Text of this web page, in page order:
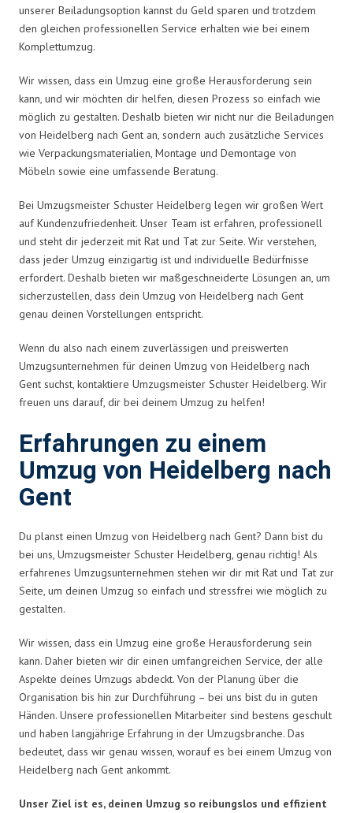
unserer Beiladungsoption kannst du Geld sparen und trotzdem
den gleichen professionellen Service erhalten wie bei einem
Komplettumzug.
Wir wissen, dass ein Umzug eine große Herausforderung sein
kann, und wir möchten dir helfen, diesen Prozess so einfach wie
möglich zu gestalten. Deshalb bieten wir nicht nur die Beiladungen
von Heidelberg nach Gent an, sondern auch zusätzliche Services
wie Verpackungsmaterialien, Montage und Demontage von
Möbeln sowie eine umfassende Beratung.
Bei Umzugsmeister Schuster Heidelberg legen wir großen Wert
auf Kundenzufriedenheit. Unser Team ist erfahren, professionell
und steht dir jederzeit mit Rat und Tat zur Seite. Wir verstehen,
dass jeder Umzug einzigartig ist und individuelle Bedürfnisse
erfordert. Deshalb bieten wir maßgeschneiderte Lösungen an, um
sicherzustellen, dass dein Umzug von Heidelberg nach Gent
genau deinen Vorstellungen entspricht.
Wenn du also nach einem zuverlässigen und preiswerten
Umzugsunternehmen für deinen Umzug von Heidelberg nach
Gent suchst, kontaktiere Umzugsmeister Schuster Heidelberg. Wir
freuen uns darauf, dir bei deinem Umzug zu helfen!
Erfahrungen zu einem
Umzug von Heidelberg nach
Gent
Du planst einen Umzug von Heidelberg nach Gent? Dann bist du
bei uns, Umzugsmeister Schuster Heidelberg, genau richtig! Als
erfahrenes Umzugsunternehmen stehen wir dir mit Rat und Tat zur
Seite, um deinen Umzug so einfach und stressfrei wie möglich zu
gestalten.
Wir wissen, dass ein Umzug eine große Herausforderung sein
kann. Daher bieten wir dir einen umfangreichen Service, der alle
Aspekte deines Umzugs abdeckt. Von der Planung über die
Organisation bis hin zur Durchführung – bei uns bist du in guten
Händen. Unsere professionellen Mitarbeiter sind bestens geschult
und haben langjährige Erfahrung in der Umzugsbranche. Das
bedeutet, dass wir genau wissen, worauf es bei einem Umzug von
Heidelberg nach Gent ankommt.
Unser Ziel ist es, deinen Umzug so reibungslos und effizient